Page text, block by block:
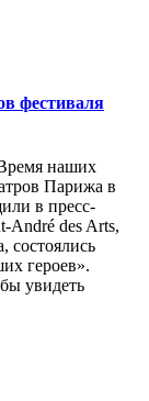
фестиваля
наших
Парижа в
в пресс-
André des Arts,
состоялись
героев».
увидеть